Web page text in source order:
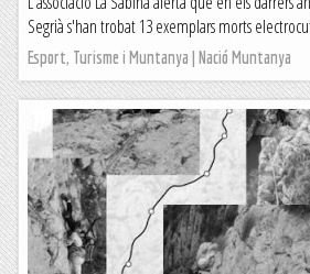
Segrià s'han trobat 13 exemplars morts
Esport, Turisme i Muntanya | Nació Muntanya